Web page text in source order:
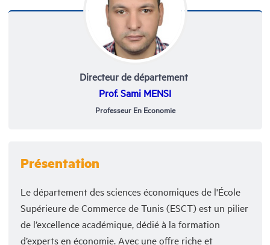
Directeur de département
Prof. Sami MENSI
Professeur En Economie
Présentation
Le département des sciences économiques de l'École
Supérieure de Commerce de Tunis (ESCT) est un pilier
de l’excellence académique, dédié à la formation
d’experts en économie. Avec une offre riche et